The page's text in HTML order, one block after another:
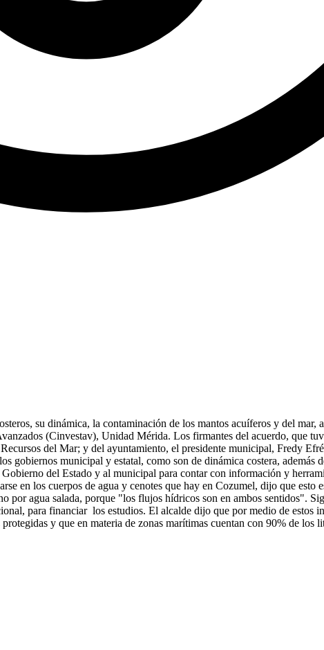
su dinámica, la contaminación de los mantos acuíferos y del
(Cinvestav), Unidad Mérida. Los firmantes del acuerdo, que
del Mar; y del ayuntamiento, el presidente municipal, Fredy
gobiernos municipal y estatal, como son de dinámica costera, además
del Estado y al municipal para contar con información y
en los cuerpos de agua y cenotes que hay en Cozumel, dijo que esto
por agua salada, porque "los flujos hídricos son en ambos sentidos".
para financiar los estudios. El alcalde dijo que por medio de estos
y que en materia de zonas marítimas cuentan con 90% de los